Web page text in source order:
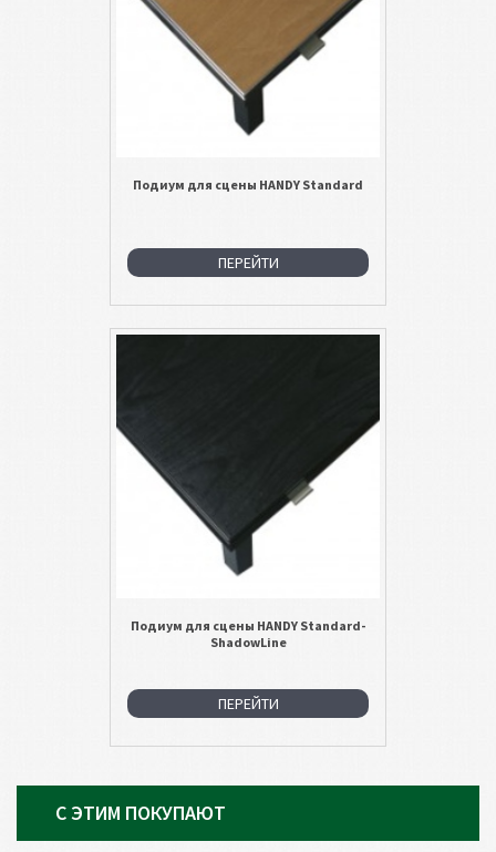
Подиум для сцены HANDY Standard
ПЕРЕЙТИ
Подиум для сцены HANDY Standard-
ShadowLine
ПЕРЕЙТИ
С ЭТИМ ПОКУПАЮТ